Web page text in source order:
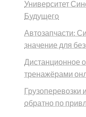
Университет
Будущего
Автозапчасти:
значение для
Дистанционное
тренажёрами
Грузоперевозки
обратно по